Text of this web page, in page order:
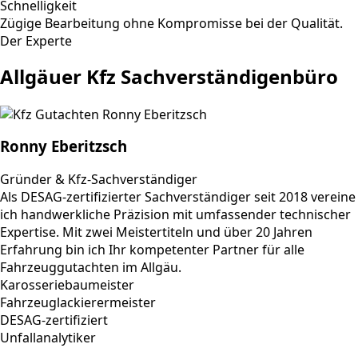
Schnelligkeit
Zügige Bearbeitung ohne Kompromisse bei der Qualität.
Der Experte
Allgäuer Kfz Sachverständigenbüro
Ronny Eberitzsch
Gründer & Kfz-Sachverständiger
Als DESAG-zertifizierter Sachverständiger seit 2018 vereine
ich handwerkliche Präzision mit umfassender technischer
Expertise. Mit zwei Meistertiteln und über 20 Jahren
Erfahrung bin ich Ihr kompetenter Partner für alle
Fahrzeuggutachten im Allgäu.
Karosseriebaumeister
Fahrzeuglackierermeister
DESAG-zertifiziert
Unfallanalytiker